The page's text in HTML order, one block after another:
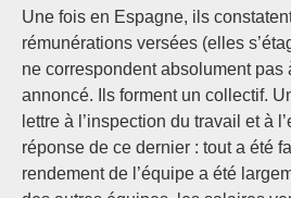
Une fois en Espagne, ils
rémunérations versées (elles
ne correspondent absolument pas
annoncé. Ils forment un collectif.
lettre à l’inspection du travail et à
réponse de ce dernier : tout a été
rendement de l’équipe a été